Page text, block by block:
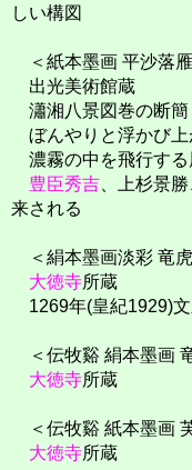
しい構図
＜紙本墨画 平沙落
出光美術館蔵
瀟湘八景図巻の断簡
ぼんやりと浮かび上
濃霧の中を飛行する
豊臣秀吉 、上杉景勝
来される
＜絹本墨画淡彩 竜
大徳寺所蔵
1269年(皇紀1929)
＜伝牧谿 絹本墨画
大徳寺所蔵
＜伝牧谿 紙本墨画
大徳寺所蔵